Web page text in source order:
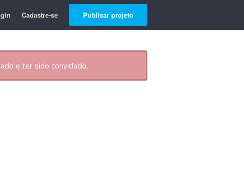
Cadastre-se Publicar projeto
e ter sido convidado.